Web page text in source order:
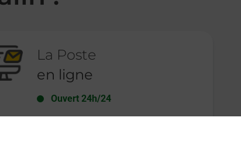
La Poste
en ligne
Ouvert 24h/24